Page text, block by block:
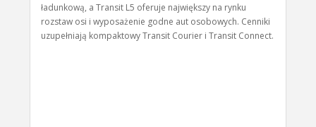
ładunkową, a Transit L5 oferuje największy na rynku
rozstaw osi i wyposażenie godne aut osobowych. Cenniki
uzupełniają kompaktowy Transit Courier i Transit Connect.